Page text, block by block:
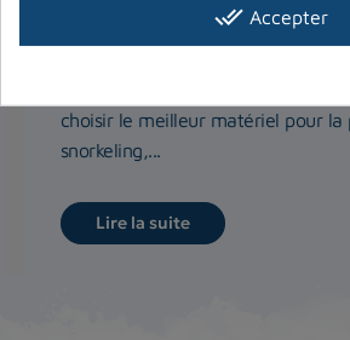
Quels équipements de
choisir ?
choisir le meilleur matériel pour la
snorkeling,...
Lire la suite
done_all Accepter